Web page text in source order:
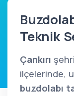
Teknik
Çankırı
ilçelerinde,
buzdolabı